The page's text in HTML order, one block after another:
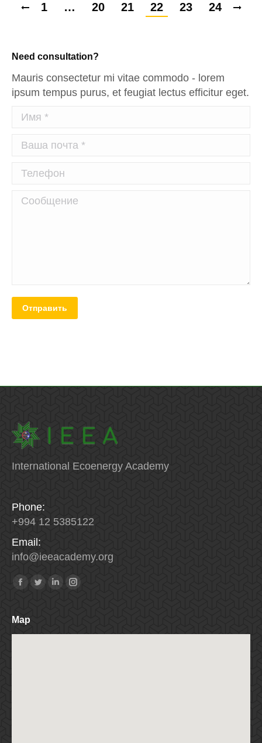
1 … 20 21 22 23 24
Need consultation?
Mauris consectetur mi vitae commodo - lorem
ipsum tempus purus, et feugiat lectus efficitur eget.
Имя *
Ваша почта *
Телефон
Сообщение
Отправить
International Ecoenergy Academy
Phone:
+994 12 5385122
Email:
info@ieeacademy.org
Найдите нас:
Facebook
TwitterLinkedinInstagram
Map